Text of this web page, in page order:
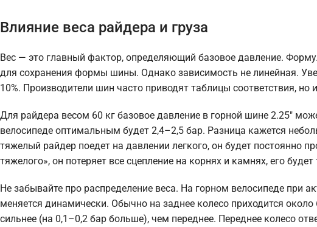
Влияние веса райдера и груза
Вес — это главный фактор, определяющий базовое давление.
для сохранения формы шины. Однако зависимость не линейная.
10%. Производители шин часто приводят таблицы соответствия,
Для райдера весом 60 кг базовое давление в горной шине 2.25″
велосипеде оптимальным будет 2,4–2,5 бар. Разница кажется
тяжелый райдер поедет на давлении легкого, он будет постоянно
тяжелого», он потеряет все сцепление на корнях и камнях, его
Не забывайте про распределение веса. На горном велосипеде при
меняется динамически. Обычно на заднее колесо приходится
сильнее (на 0,1–0,2 бар больше), чем переднее. Переднее колесо